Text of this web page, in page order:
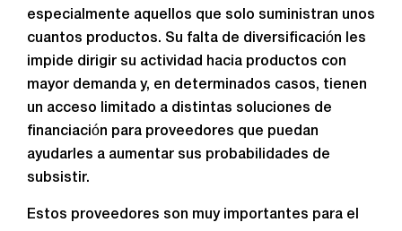
especialmente aquellos que solo suministran unos
cuantos productos. Su falta de diversificación les
impide dirigir su actividad hacia productos con
mayor demanda y, en determinados casos, tienen
un acceso limitado a distintas soluciones de
financiación para proveedores que puedan
ayudarles a aumentar sus probabilidades de
subsistir.
Estos proveedores son muy importantes para el